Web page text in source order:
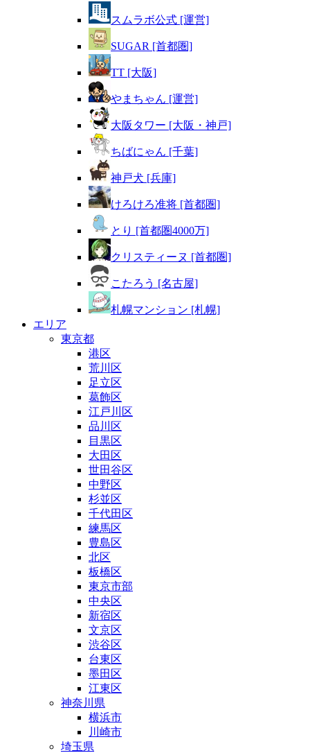
スムラボ公式 [運営]
SUGAR [首都圏]
TT [大阪]
やまちゃん [運営]
大阪タワー [大阪・神戸]
ちばにゃん [千葉]
神戸犬 [兵庫]
けろけろ准将 [首都圏]
とり [首都圏4000万]
クリスティーヌ [首都圏]
こたろう [名古屋]
札幌マンション [札幌]
エリア
東京都
港区
荒川区
足立区
葛飾区
江戸川区
品川区
目黒区
大田区
世田谷区
中野区
杉並区
千代田区
練馬区
豊島区
北区
板橋区
東京市部
中央区
新宿区
文京区
渋谷区
台東区
墨田区
江東区
神奈川県
横浜市
川崎市
埼玉県